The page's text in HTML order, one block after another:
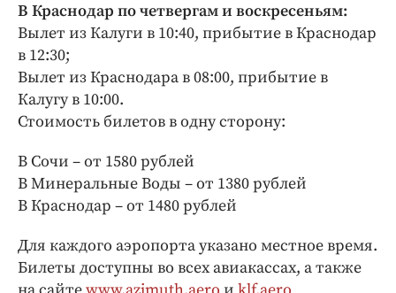
В Краснодар по четвергам и воскресеньям:
Вылет из Калуги в 10:40, прибытие в Краснодар
в 12:30;
Вылет из Краснодара в 08:00, прибытие в
Калугу в 10:00.
Стоимость билетов в одну сторону:
В Сочи – от 1580 рублей
В Минеральные Воды – от 1380 рублей
В Краснодар – от 1480 рублей
Для каждого аэропорта указано местное время.
Билеты доступны во всех авиакассах, а также